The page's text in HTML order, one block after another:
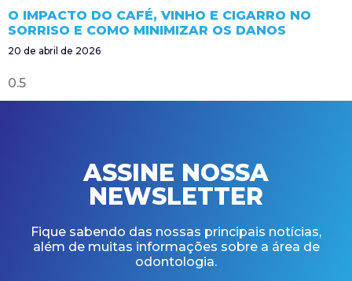
O IMPACTO DO CAFÉ, VINHO E CIGARRO NO
SORRISO E COMO MINIMIZAR OS DANOS
20 de abril de 2026
ASSINE NOSSA
NEWSLETTER
Fique sabendo das nossas principais notícias,
além de muitas informações sobre a área de
odontologia.